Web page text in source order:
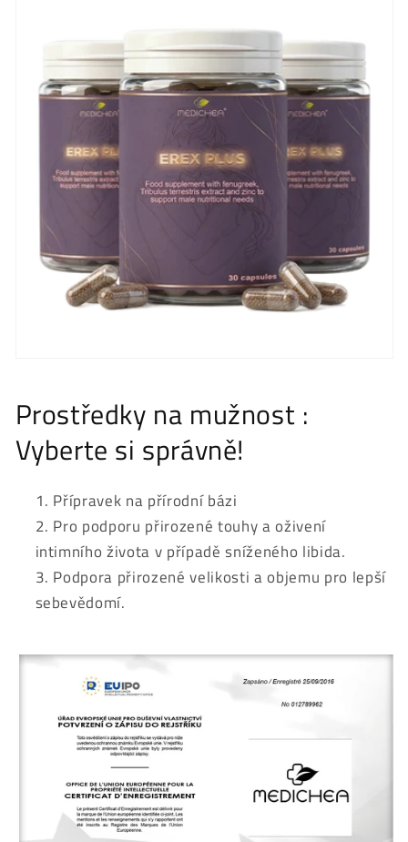
Prostředky na mužnost :
Vyberte si správně!
Přípravek na přírodní bázi
Pro podporu přirozené touhy a oživení
intimního života v případě sníženého libida.
Podpora přirozené velikosti a objemu pro lepší
sebevědomí.